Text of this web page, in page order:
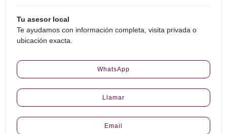
Tu asesor local
Te ayudamos con información completa, visita privada o
ubicación exacta.
WhatsApp
Llamar
Email